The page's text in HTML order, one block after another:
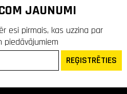
JAUNUMI
esi pirmais, kas uzzina par
piedāvājumiem
REĢISTRĒTIES